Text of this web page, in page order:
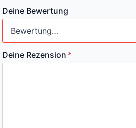
Deine Bewertung
Deine Rezension *